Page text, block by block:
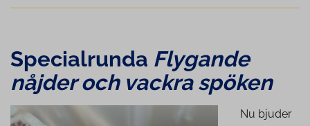
Spe­ci­al­run­da Flygande
nåjder och vackra spöken
Nu bjuder